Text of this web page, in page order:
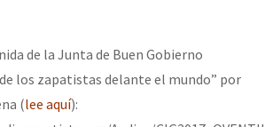
de la Junta de Buen Gobierno
los zapatistas delante el mundo” por
(lee aquí):